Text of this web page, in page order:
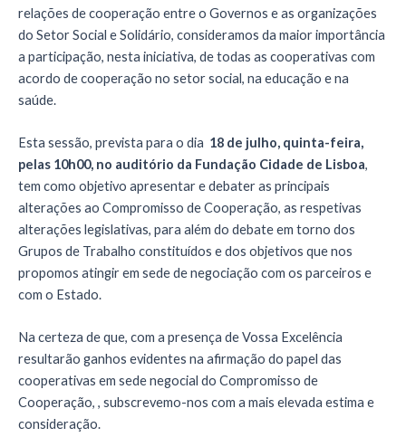
relações de cooperação entre o Governos e as organizações
do Setor Social e Solidário, consideramos da maior importância
a participação, nesta iniciativa, de todas as cooperativas com
acordo de cooperação no setor social, na educação e na
saúde.
Esta sessão, prevista para o dia 18 de julho, quinta-feira,
pelas 10h00, no auditório da Fundação Cidade de Lisboa,
tem como objetivo apresentar e debater as principais
alterações ao Compromisso de Cooperação, as respetivas
alterações legislativas, para além do debate em torno dos
Grupos de Trabalho constituídos e dos objetivos que nos
propomos atingir em sede de negociação com os parceiros e
com o Estado.
Na certeza de que, com a presença de Vossa Excelência
resultarão ganhos evidentes na afirmação do papel das
cooperativas em sede negocial do Compromisso de
Cooperação, , subscrevemo-nos com a mais elevada estima e
consideração.